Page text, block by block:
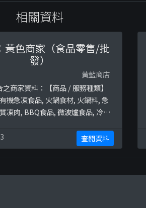
相關資料
黃色商家（食品零售/批
發）
黃藍商店
商家資料：【商品 / 服務種類】
機急凍食品, 火鍋食材, 火鍋料, 急
凍肉, BBQ食品, 微波爐食品, 冷藏
雞肉, 唐揚炸物, 炸物, 牛排, 三文魚,
炸鍋, 氣炸鍋食品, 氣炸食物, 氣炸
藍地圖並未就此商店所持的立場表
查閱資料